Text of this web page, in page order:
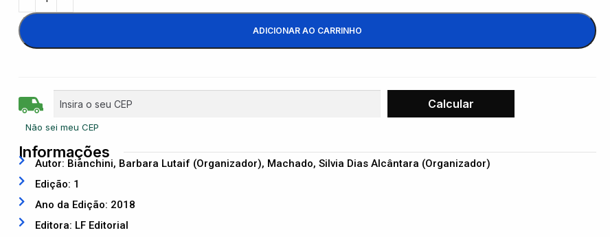
ADICIONAR AO CARRINHO
Não sei meu CEP
Informações
Autor: Bianchini, Barbara Lutaif (Organizador), Machado, Silvia Dias Alcântara (Organizador)
Edição: 1
Ano da Edição: 2018
Editora: LF Editorial